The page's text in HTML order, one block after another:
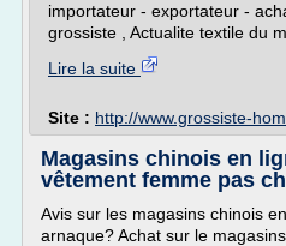
importateur - exportateur -
grossiste , Actualite textile du
Lire la suite
Site : http://www.grossiste-
Magasins chinois en
vêtement femme pas
Avis sur les magasins chinois
arnaque? Achat sur le